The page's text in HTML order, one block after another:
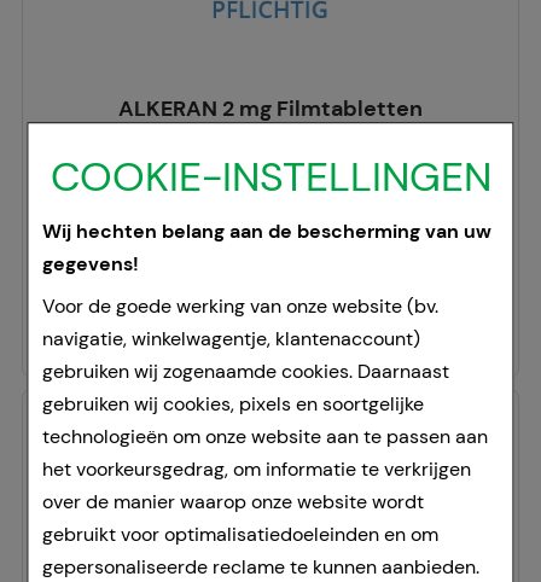
COOKIE-INSTELLINGEN
Wij hechten belang aan de bescherming van uw
gegevens!
Voor de goede werking van onze website (bv.
navigatie, winkelwagentje, klantenaccount)
gebruiken wij zogenaamde cookies. Daarnaast
gebruiken wij cookies, pixels en soortgelijke
technologieën om onze website aan te passen aan
het voorkeursgedrag, om informatie te verkrijgen
over de manier waarop onze website wordt
gebruikt voor optimalisatiedoeleinden en om
gepersonaliseerde reclame te kunnen aanbieden.
ALKERAN 2 mg Filmtabletten
50Pcs
00461132
Doorgaans gereed voor verzending binnen 24-36 uur.
54,99 €¹